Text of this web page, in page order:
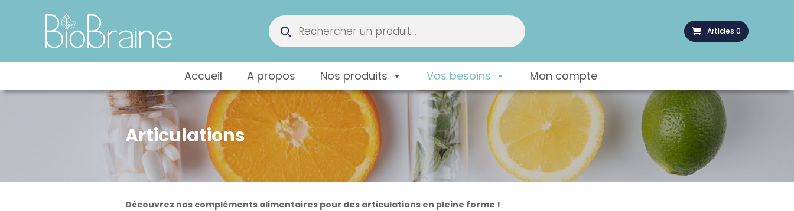
Recherche
de
produits Articles 0
Accueil A propos Nos produits Vos besoins Mon compte
Articulations
Découvrez nos compléments alimentaires pour des articulations en pleine forme !